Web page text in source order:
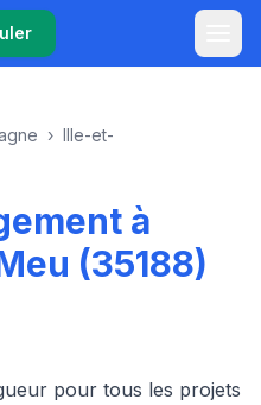
› Ille-et-
à
(35188)
pour tous les projets